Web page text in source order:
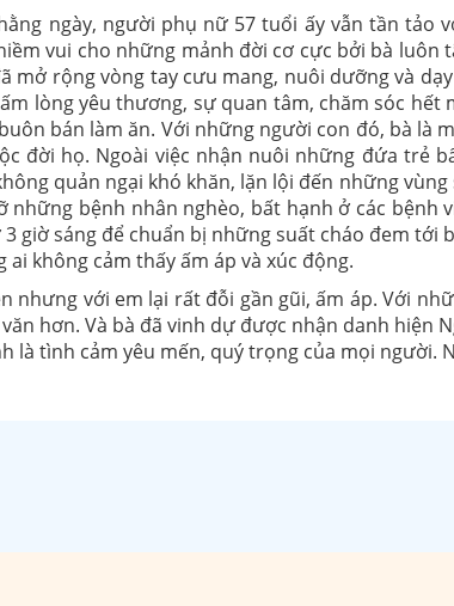
ngày, người phụ nữ 57 tuổi ấy vẫn tần tảo
vui cho những mảnh đời cơ cực bởi bà luôn
mở rộng vòng tay cưu mang, nuôi dưỡng và
lòng yêu thương, sự quan tâm, chăm sóc hết
bán làm ăn. Với những người con đó, bà là
đời họ. Ngoài việc nhận nuôi những đứa trẻ
quản ngại khó khăn, lặn lội đến những
bệnh nhân nghèo, bất hạnh ở các bệnh
giờ sáng để chuẩn bị những suất cháo đem
không cảm thấy ấm áp và xúc động.
với em lại rất đỗi gần gũi, ấm áp. Với
hơn. Và bà đã vinh dự được nhận danh hiện
tình cảm yêu mến, quý trọng của mọi người.